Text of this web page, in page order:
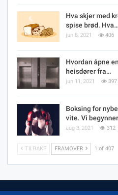
Hva skjer med
spise brød. Hva…
jun 8, 2021 406
Hvordan åpne
heisdører fra…
jun 11, 2021 397
Boksing for
vite. Vi
aug 3, 2021 312
TILBAKE FRAMOVER 1 of 407